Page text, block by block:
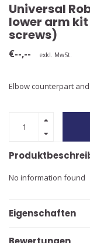
Universal
lower arm kit
screws)
€--,-- exkl. MwSt.
Elbow counterpart
No information found
Eigenschaften